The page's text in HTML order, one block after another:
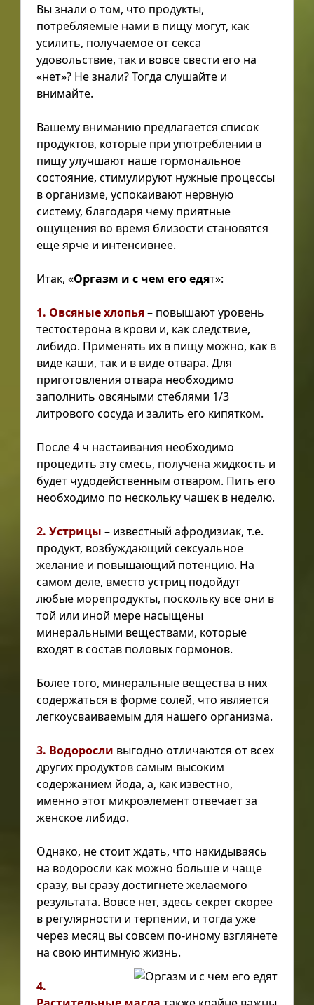
Вы знали о том, что продукты,
потребляемые нами в пищу могут, как
усилить, получаемое от секса
удовольствие, так и вовсе свести его на
«нет»? Не знали? Тогда слушайте и
внимайте.
Вашему вниманию предлагается список
продуктов, которые при употреблении в
пищу улучшают наше гормональное
состояние, стимулируют нужные процессы
в организме, успокаивают нервную
систему, благодаря чему приятные
ощущения во время близости становятся
еще ярче и интенсивнее.
Итак, «Оргазм и с чем его едят»:
1. Овсяные хлопья– повышают уровень
тестостерона в крови и, как следствие,
либидо. Применять их в пищу можно, как в
виде каши, так и в виде отвара. Для
приготовления отвара необходимо
заполнить овсяными стеблями 1/3
литрового сосуда и залить его кипятком.
После 4 ч настаивания необходимо
процедить эту смесь, получена жидкость и
будет чудодейственным отваром. Пить его
необходимо по нескольку чашек в неделю.
2. Устрицы – известный афродизиак, т.е.
продукт, возбуждающий сексуальное
желание и повышающий потенцию. На
самом деле, вместо устриц подойдут
любые морепродукты, поскольку все они в
той или иной мере насыщены
минеральными веществами, которые
входят в состав половых гормонов.
Более того, минеральные вещества в них
содержаться в форме солей, что является
легкоусваиваемым для нашего организма.
3. Водоросли выгодно отличаются от всех
других продуктов самым высоким
содержанием йода, а, как известно,
именно этот микроэлемент отвечает за
женское либидо.
Однако, не стоит ждать, что накидываясь
на водоросли как можно больше и чаще
сразу, вы сразу достигнете желаемого
результата. Вовсе нет, здесь секрет скорее
в регулярности и терпении, и тогда уже
через месяц вы совсем по-иному взглянете
на свою интимную жизнь.
4.